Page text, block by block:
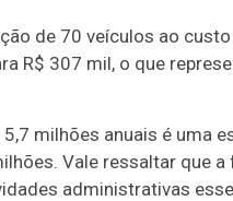
de 70 veículos ao
R$ 307 mil, o que
milhões anuais é uma
Vale ressaltar que
administrativas